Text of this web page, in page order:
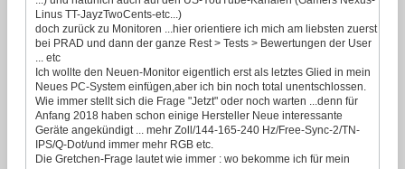
Linus TT-JayzTwoCents-etc...)
doch zurück zu Monitoren ...hier orientiere ich mich am liebsten zuerst
bei PRAD und dann der ganze Rest > Tests > Bewertungen der User
... etc
Ich wollte den Neuen-Monitor eigentlich erst als letztes Glied in mein
Neues PC-System einfügen,aber ich bin noch total unentschlossen.
Wie immer stellt sich die Frage "Jetzt" oder noch warten ...denn für
Anfang 2018 haben schon einige Hersteller Neue interessante
Geräte angekündigt ... mehr Zoll/144-165-240 Hz/Free-Sync-2/TN-
IPS/Q-Dot/und immer mehr RGB etc.
Die Gretchen-Frage lautet wie immer : wo bekomme ich für mein